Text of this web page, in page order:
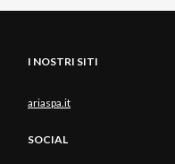
I NOSTRI SITI
ariaspa.it
SOCIAL